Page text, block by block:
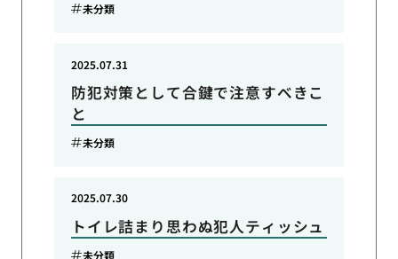
未分類
防犯対策として合鍵で注意すべきこ
と
2025.07.31
未分類
トイレ詰まり思わぬ犯人ティッシュ
2025.07.30
未分類